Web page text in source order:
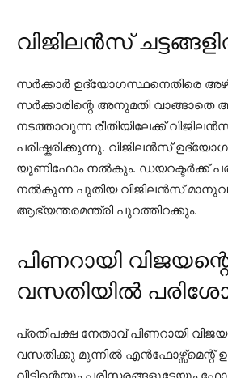
വിജിലൻസ്
സർക്കാർ ഉദ്യോഗസ്ഥനെതിരെ
സർക്കാരിന്റെ അനുമതി
നടത്താവുന്ന രീതിയിലേക്ക്
പരിഷ്കരിക്കുന്നു. വിജിലൻസ്
യൂണിഫോം നൽകും. ഡയറക്ടർക്ക്
നൽകുന്ന പുതിയ വിജിലൻസ്
ആഭ്യന്തരമന്ത്രി പുറത്തിറക്കും.
പിണറായി
വസതിയിൽ
പ്രതിപക്ഷ നേതാവ് പിണറായി
വസതിക്കു മുന്നിൽ എൻഫോഴ്സ്മെന്റ്